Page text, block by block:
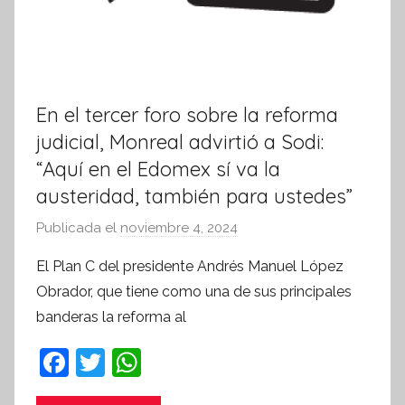
En el tercer foro sobre la reforma
judicial, Monreal advirtió a Sodi:
“Aquí en el Edomex sí va la
austeridad, también para ustedes”
Publicada el noviembre 4, 2024
r
S
El Plan C del presidente Andrés Manuel López
Obrador, que tiene como una de sus principales
banderas la reforma al
F
a
T
w h